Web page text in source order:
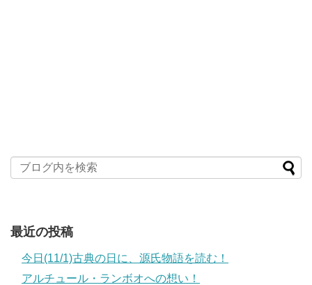
最近の投稿
今日(11/1)古典の日に、源氏物語を読む！
アルチュール・ランボオへの想い！